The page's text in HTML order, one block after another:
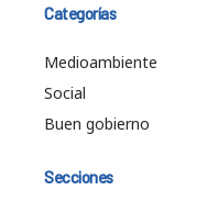
Categorías
Medioambiente
Social
Buen gobierno
Secciones